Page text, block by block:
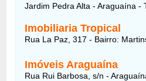
Jardim Pedra Alta - Araguaína -
Imobiliaria Tropical
Rua La Paz, 317 - Bairro:
Imóveis Araguaína
Rua Rui Barbosa, s/n -